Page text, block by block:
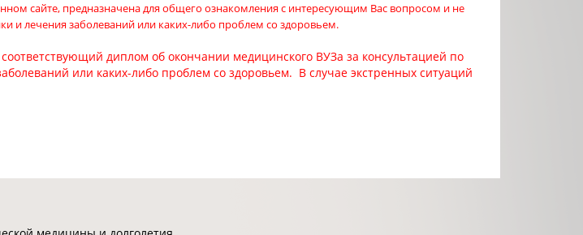
сайте, предназначена для общего ознакомления с интересующим Вас вопросом и не
и лечения заболеваний или каких-либо проблем со здоровьем.
диплом об окончании медицинского ВУЗа за консультацией по
или каких-либо проблем со здоровьем. В случае экстренных ситуаций